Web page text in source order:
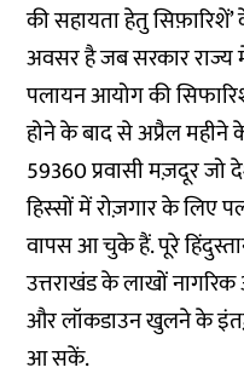
की सहायता हेतु सिफ़ारिशें’
अवसर है जब सरकार
पलायन आयोग की
होने के बाद से अप्रैल
59360 प्रवासी मज़दूर
हिस्सों में रोज़गार के लिए
वापस आ चुके हैं. पूरे
उत्तराखंड के लाखों
और लॉकडाउन खुलने के
आ सकें.